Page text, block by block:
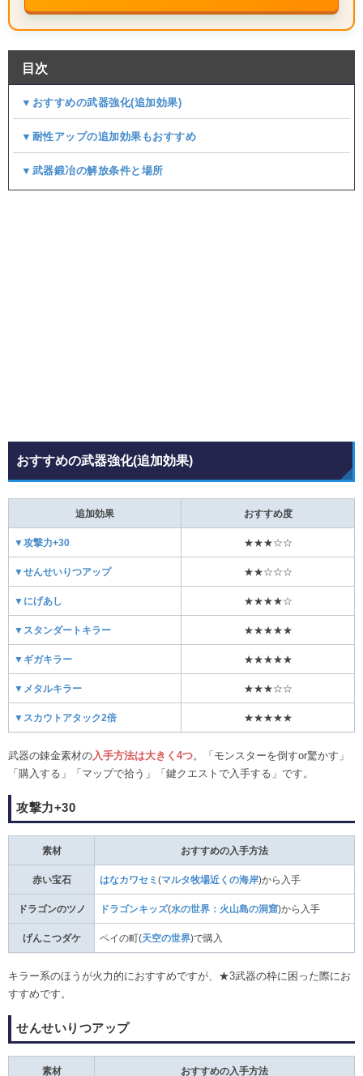
目次
▼おすすめの武器強化(追加効果)
▼耐性アップの追加効果もおすすめ
▼武器鍛冶の解放条件と場所
おすすめの武器強化(追加効果)
追加効果 おすすめ度
▼攻撃力+30 ★★★☆☆
▼せんせいりつアップ ★★☆☆☆
▼にげあし ★★★★☆
▼スタンダートキラー ★★★★★
▼ギガキラー ★★★★★
▼メタルキラー ★★★☆☆
▼スカウトアタック2倍 ★★★★★
武器の錬金素材の 入手方法は大きく4つ。「モンスターを倒すor驚かす」
「購入する」「マップで拾う」「鍵クエストで入手する」です。
攻撃力+30
素材 おすすめの入手方法
赤い宝石 はなカワセミ (マルタ牧場近くの海岸)から入手
ドラゴンのツノ ドラゴンキッズ(水の世界：火山島の洞窟)から入手
げんこつダケ ペイの町(天空の世界)で購入
キラー系のほうが火力的におすすめですが、★3武器の枠に困った際にお
すすめです。
せんせいりつアップ
素材 おすすめの入手方法